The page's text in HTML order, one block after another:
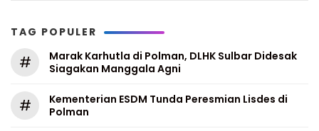
TAG POPULER
#
Marak Karhutla di Polman, DLHK Sulbar Didesak
Siagakan Manggala Agni
#
Kementerian ESDM Tunda Peresmian Lisdes di
Polman